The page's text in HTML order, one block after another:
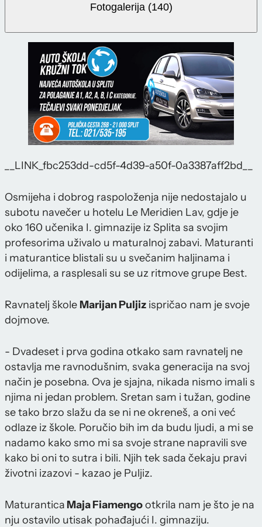
Fotogalerija (140)
__LINK_fbc253dd-cd5f-4d39-a50f-0a3387aff2bd__
Osmijeha i dobrog raspoloženja nije nedostajalo u
subotu navečer u hotelu Le Meridien Lav, gdje je
oko 160 učenika I. gimnazije iz Splita sa svojim
profesorima uživalo u maturalnoj zabavi. Maturanti
i maturantice blistali su u svečanim haljinama i
odijelima, a rasplesali su se uz ritmove grupe Best.
Ravnatelj škole Marijan Puljiz ispričao nam je svoje
dojmove.
- Dvadeset i prva godina otkako sam ravnatelj ne
ostavlja me ravnodušnim, svaka generacija na svoj
način je posebna. Ova je sjajna, nikada nismo imali s
njima ni jedan problem. Sretan sam i tužan, godine
se tako brzo slažu da se ni ne okreneš, a oni već
odlaze iz škole. Poručio bih im da budu ljudi, a mi se
nadamo kako smo mi sa svoje strane napravili sve
kako bi oni to sutra i bili. Njih tek sada čekaju pravi
životni izazovi - kazao je Puljiz.
Maturantica Maja Fiamengootkrila nam je što je na
nju ostavilo utisak pohađajući I. gimnaziju.